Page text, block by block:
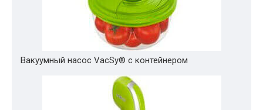
Вакуумный насос VacSy® с контейнером